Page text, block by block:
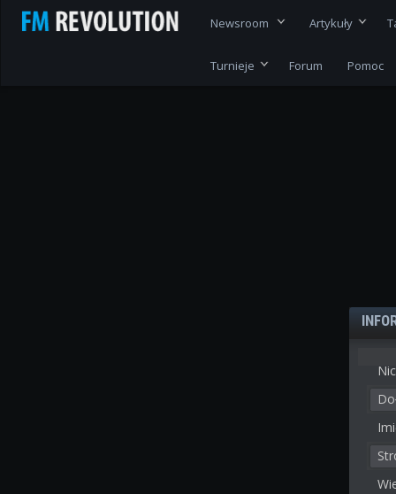
Newsroom Artykuły
Turnieje Forum Pomoc